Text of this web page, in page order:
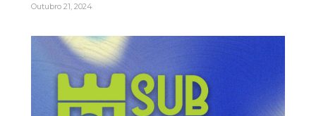
Outubro 21, 2024